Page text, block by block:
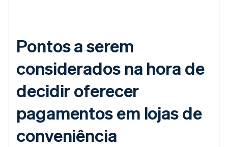
Pontos a serem
considerados na hora de
decidir oferecer
pagamentos em lojas de
conveniência